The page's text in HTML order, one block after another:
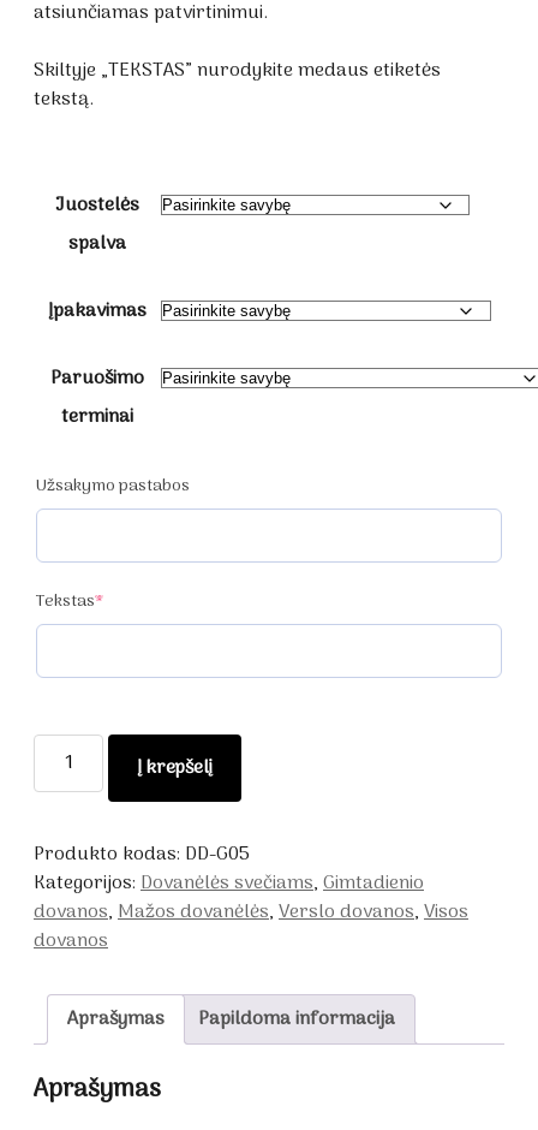
atsiunčiamas patvirtinimui.
Skiltyje „TEKSTAS” nurodykite medaus etiketės
tekstą.
Juostelės
spalva
Įpakavimas
Paruošimo
terminai
Užsakymo pastabos
Tekstas*(required)
produkto
kiekis:
gimtadienio
-
jubiliejaus
svečiams
Į krepšelį
Produkto kodas: DD-G05
Kategorijos:Dovanėlės svečiams,Gimtadienio
dovanos,Mažos dovanėlės,Verslo dovanos,Visos
dovanos
Aprašymas Papildoma informacija
Aprašymas